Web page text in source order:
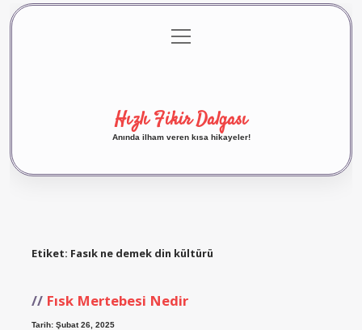
Gizlilik Politikası
menüyü
aç
Hızlı Fikir Dalgası
Anında ilham veren kısa hikayeler!
Etiket: Fasık ne demek din kültürü
Fısk Mertebesi Nedir
Tarih: Şubat 26, 2025